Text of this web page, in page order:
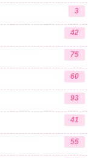
3
42
75
60
93
41
55